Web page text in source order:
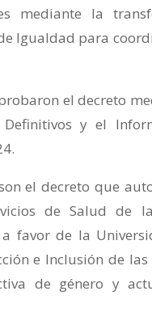
mediante la
Igualdad para
el decreto
y el
el decreto que
de Salud de
favor de la
e Inclusión de las
de género y